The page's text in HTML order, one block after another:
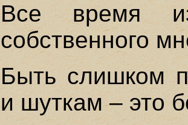
Все время
собственного
Быть слишком
и шуткам – это